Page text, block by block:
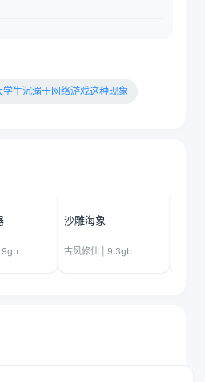
学生沉溺于网络游戏这种现象
沙雕海象
古风修仙 | 9.3gb